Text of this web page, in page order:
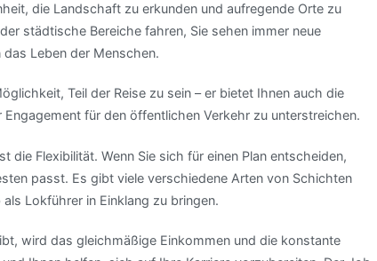
die Landschaft zu erkunden und aufregende Orte zu
städtische Bereiche fahren, Sie sehen immer neue
Leben der Menschen.
Teil der Reise zu sein – er bietet Ihnen auch die
für den öffentlichen Verkehr zu unterstreichen.
die Flexibilität. Wenn Sie sich für einen Plan entscheiden,
passt. Es gibt viele verschiedene Arten von Schichten
Lokführer in Einklang zu bringen.
wird das gleichmäßige Einkommen und die konstante